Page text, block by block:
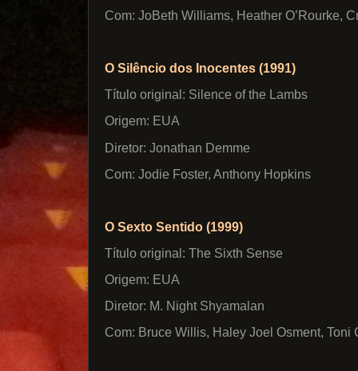
Com: JoBeth Williams, Heather O’Rourke,
O Silêncio dos Inocentes (1991)
Título original: Silence of the Lambs
Origem: EUA
Diretor: Jonathan Demme
Com: Jodie Foster, Anthony Hopkins
O Sexto Sentido (1999)
Título original: The Sixth Sense
Origem: EUA
Diretor: M. Night Shyamalan
Com: Bruce Willis, Haley Joel Osment, Toni